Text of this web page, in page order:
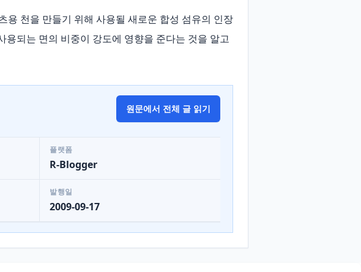
천을 만들기 위해 사용될 새로운 합성 섬유의 인장
되는 면의 비중이 강도에 영향을 준다는 것을 알고
원문에서 전체 글 읽기
플랫폼
R-Blogger
발행일
2009-09-17